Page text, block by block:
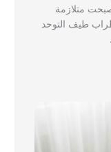
طيف التوحد. و في عام 2013 أصبحت متلازمة
طيف التوحد